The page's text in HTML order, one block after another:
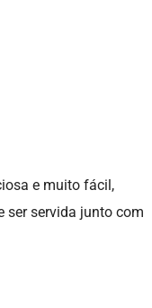
e muito fácil,
ser servida junto com